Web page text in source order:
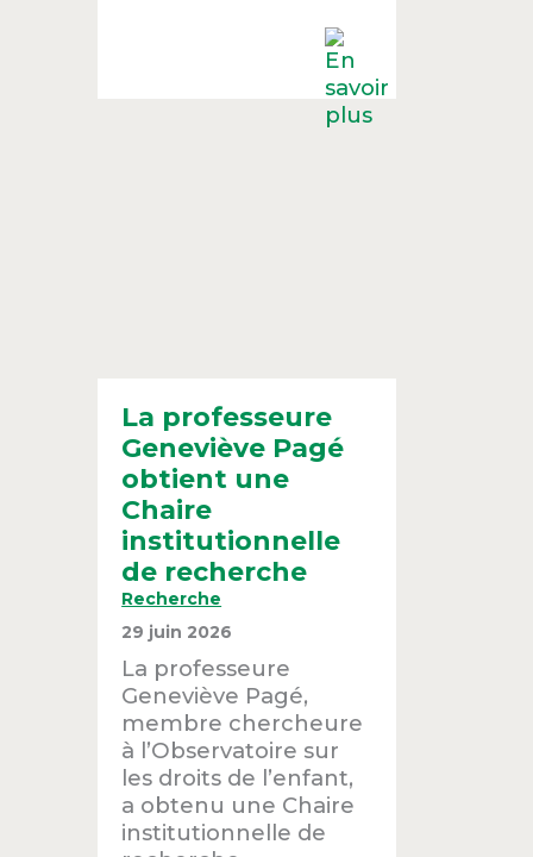
La professeure
Geneviève Pagé
obtient une
Chaire
institutionnelle
de recherche
Recherche
29 juin 2026
La professeure
Geneviève Pagé,
membre chercheure
à l’Observatoire sur
les droits de l’enfant,
a obtenu une Chaire
institutionnelle de